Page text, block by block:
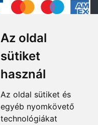
Az oldal
sütiket
használ
Az oldal sütiket és
egyéb nyomkövető
technológiákat